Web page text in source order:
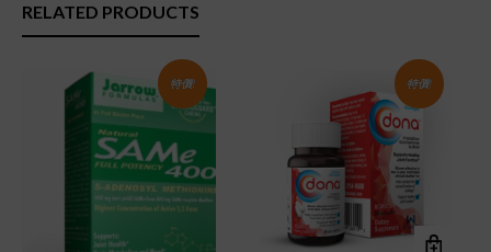
RELATED PRODUCTS
特價! 特價!